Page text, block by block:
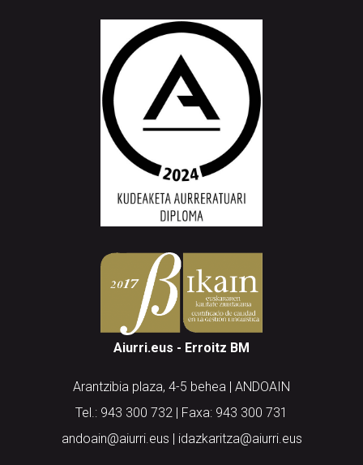
Aiurri.eus - Erroitz BM
Arantzibia plaza, 4-5 behea | ANDOAIN
Tel.: 943 300 732 | Faxa: 943 300 731
andoain@aiurri.eus | idazkaritza@aiurri.eus